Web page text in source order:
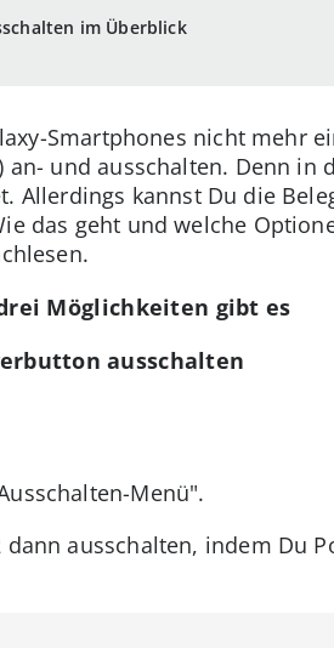
im Überblick
Smartphones nicht mehr
und ausschalten. Denn in
Allerdings kannst Du die
das geht und welche
Möglichkeiten gibt es
ausschalten
Menü".
dann ausschalten, indem Du